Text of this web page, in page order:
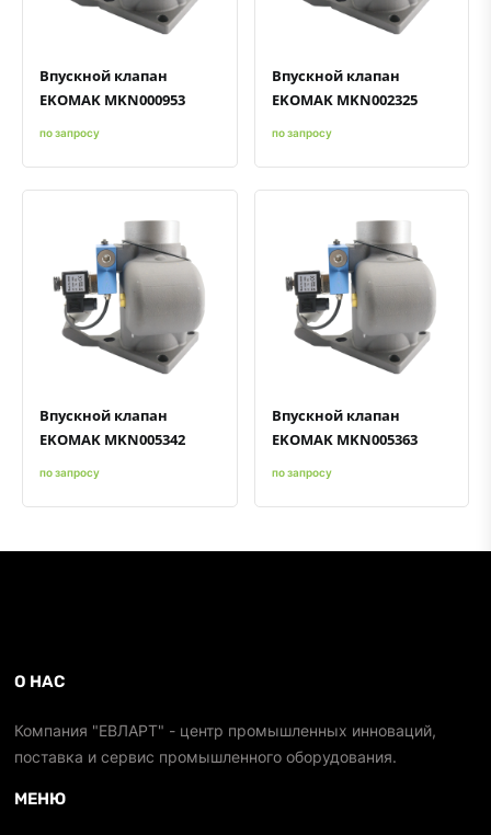
Впускной клапан
EKOMAK MKN000953
по запросу
Впускной клапан
EKOMAK MKN002325
по запросу
Быстрый просмотрДобавить к сравнению
Добавить в избранное
Впускной клапан
EKOMAK MKN005342
по запросу
Быстрый просмотрДобавить к сравнению
Добавить в избранное
Впускной клапан
EKOMAK MKN005363
по запросу
О НАС
Компания "ЕВЛАРТ" - центр промышленных инноваций,
поставка и сервис промышленного оборудования.
МЕНЮ